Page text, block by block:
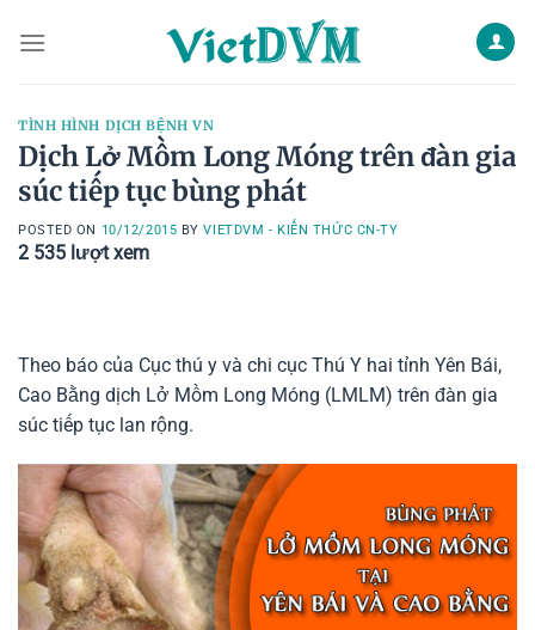
TÌNH HÌNH DỊCH BỆNH VN
Dịch Lở Mồm Long Móng trên đàn gia
súc tiếp tục bùng phát
POSTED ON 10/12/2015 BYVIETDVM - KIẾN THỨC CN-TY
2 535 lượt xem
Theo báo của Cục thú y và chi cục Thú Y hai tỉnh Yên Bái,
Cao Bằng dịch Lở Mồm Long Móng (LMLM) trên đàn gia
súc tiếp tục lan rộng.